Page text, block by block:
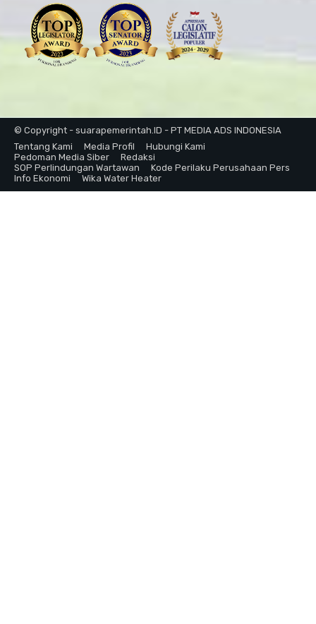
© Copyright - suarapemerintah.ID - PT MEDIA ADS INDONESIA
Tentang Kami
Media Profil
Hubungi Kami
Pedoman Media Siber
Redaksi
SOP Perlindungan Wartawan
Kode Perilaku Perusahaan Pers
Info Ekonomi
Wika Water Heater